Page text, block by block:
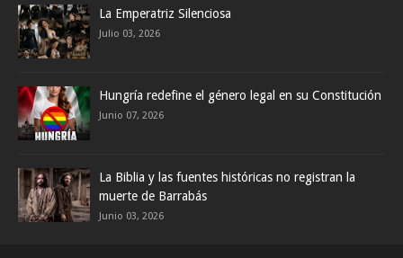
La Emperatriz Silenciosa
Julio 03, 2026
Hungría redefine el género legal en su Constitución
Junio 07, 2026
La Biblia y las fuentes históricas no registran la
muerte de Barrabás
Junio 03, 2026